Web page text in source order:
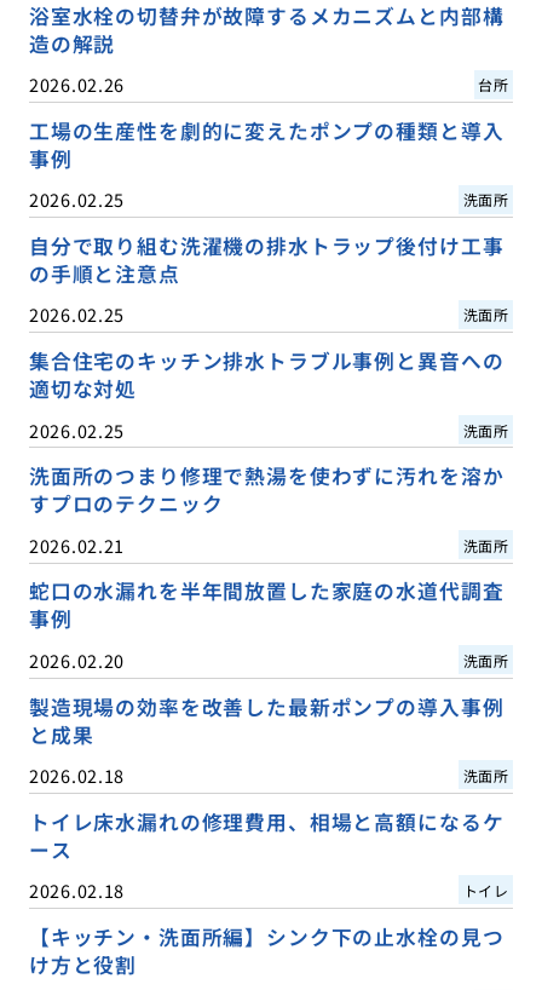
浴室水栓の切替弁が故障するメカニズムと内部構
造の解説
2026.02.26 台所
工場の生産性を劇的に変えたポンプの種類と導入
事例
2026.02.25 洗面所
自分で取り組む洗濯機の排水トラップ後付け工事
の手順と注意点
2026.02.25 洗面所
集合住宅のキッチン排水トラブル事例と異音への
適切な対処
2026.02.25 洗面所
洗面所のつまり修理で熱湯を使わずに汚れを溶か
すプロのテクニック
2026.02.21 洗面所
蛇口の水漏れを半年間放置した家庭の水道代調査
事例
2026.02.20 洗面所
製造現場の効率を改善した最新ポンプの導入事例
と成果
2026.02.18 洗面所
トイレ床水漏れの修理費用、相場と高額になるケ
ース
2026.02.18 トイレ
【キッチン・洗面所編】シンク下の止水栓の見つ
け方と役割